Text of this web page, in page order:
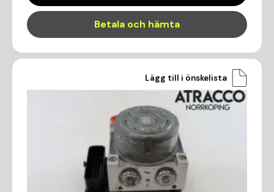
Betala och hämta
Lägg till i önskelista